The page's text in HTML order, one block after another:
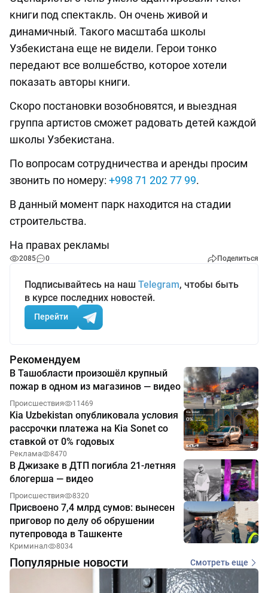
книги под спектакль. Он очень живой и
динамичный. Такого масштаба школы
Узбекистана еще не видели. Герои тонко
передают все волшебство, которое хотели
показать авторы книги.
Скоро постановки возобновятся, и выездная
группа артистов сможет радовать детей каждой
школы Узбекистана.
По вопросам сотрудничества и аренды просим
звонить по номеру: +998 71 202 77 99.
В данный момент парк находится на стадии
строительства.
На правах рекламы
2085 0 Поделиться
Подписывайтесь на наш Telegram, чтобы быть
в курсе последних новостей.
Перейти
Рекомендуем
В Ташобласти произошёл крупный
пожар в одном из магазинов — видео
Происшествия 11469
Kia Uzbekistan опубликовала условия
рассрочки платежа на Kia Sonet со
ставкой от 0% годовых
Реклама 8470
В Джизаке в ДТП погибла 21-летняя
блогерша — видео
Происшествия 8320
Присвоено 7,4 млрд сумов: вынесен
приговор по делу об обрушении
путепровода в Ташкенте
Криминал 8034
Популярные новости Смотреть еще